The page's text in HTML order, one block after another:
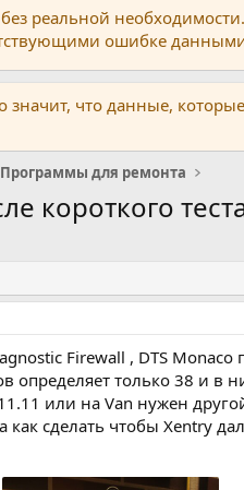
реальной
ошибке
что данные,
Программы для ремонта
короткого
Firewall , DTS
определяет только 38 и
или на Van нужен
как сделать чтобы Xentry